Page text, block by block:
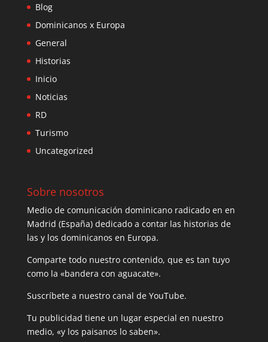
Blog
Dominicanos x Europa
General
Historias
Inicio
Noticias
RD
Turismo
Uncategorized
Sobre nosotros
Medio de comunicación dominicano radicado en en
Madrid (España) dedicado a contar las historias de
las y los dominicanos en Europa.
Comparte todo nuestro contenido, que es tan tuyo
como la «bandera con aguacate».
Suscríbete a nuestro canal de YouTube.
Tu publicidad tiene un lugar especial en nuestro
medio, «y los paisanos lo saben».